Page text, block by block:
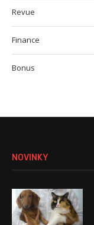
Revue
Finance
Bonus
NOVINKY